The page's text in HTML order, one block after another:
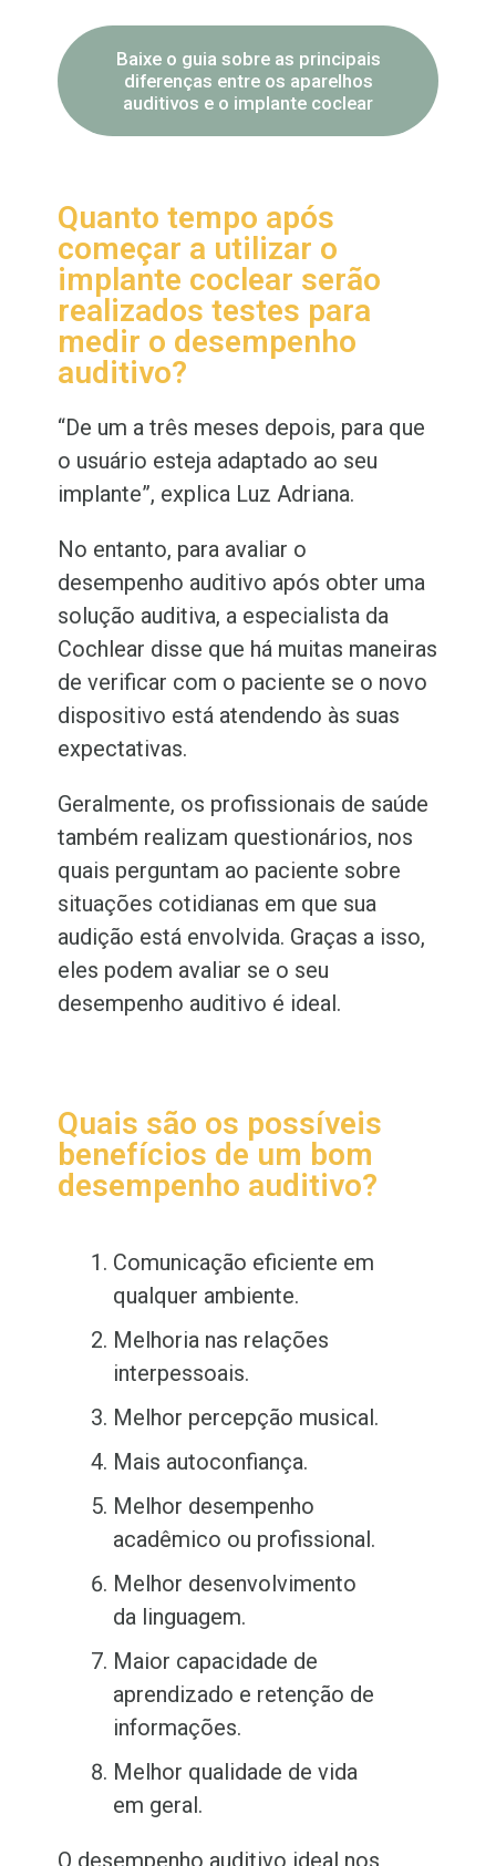
Baixe o guia sobre as principais
diferenças entre os aparelhos
auditivos e o implante coclear
Quanto tempo após
começar a utilizar o
implante coclear serão
realizados testes para
medir o desempenho
auditivo?
“De um a três meses depois, para que
o usuário esteja adaptado ao seu
implante”, explica Luz Adriana.
No entanto, para avaliar o
desempenho auditivo após obter uma
solução auditiva, a especialista da
Cochlear disse que há muitas maneiras
de verificar com o paciente se o novo
dispositivo está atendendo às suas
expectativas.
Geralmente, os profissionais de saúde
também realizam questionários, nos
quais perguntam ao paciente sobre
situações cotidianas em que sua
audição está envolvida. Graças a isso,
eles podem avaliar se o seu
desempenho auditivo é ideal.
Quais são os possíveis
benefícios de um bom
desempenho auditivo?
Comunicação eficiente em
qualquer ambiente.
Melhoria nas relações
interpessoais.
Melhor percepção musical.
Mais autoconfiança.
Melhor desempenho
acadêmico ou profissional.
Melhor desenvolvimento
da linguagem.
Maior capacidade de
aprendizado e retenção de
informações.
Melhor qualidade de vida
em geral.
O desempenho auditivo ideal nos